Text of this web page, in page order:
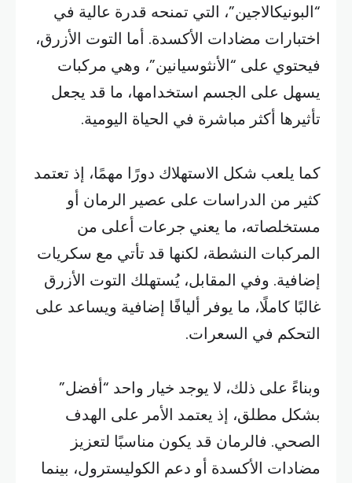
“البونيكالاجين”، التي تمنحه قدرة عالية في
اختبارات مضادات الأكسدة. أما التوت الأزرق،
فيحتوي على “الأنثوسيانين”، وهي مركبات
يسهل على الجسم استخدامها، ما قد يجعل
تأثيرها أكثر مباشرة في الحياة اليومية.
كما يلعب شكل الاستهلاك دورًا مهمًا، إذ تعتمد
كثير من الدراسات على عصير الرمان أو
مستخلصاته، ما يعني جرعات أعلى من
المركبات النشطة، لكنها قد تأتي مع سكريات
إضافية. وفي المقابل، يُستهلك التوت الأزرق
غالبًا كاملًا، ما يوفر أليافًا إضافية ويساعد على
التحكم في السعرات.
وبناءً على ذلك، لا يوجد خيار واحد “أفضل”
بشكل مطلق، إذ يعتمد الأمر على الهدف
الصحي. فالرمان قد يكون مناسبًا لتعزيز
مضادات الأكسدة أو دعم الكوليسترول، بينما